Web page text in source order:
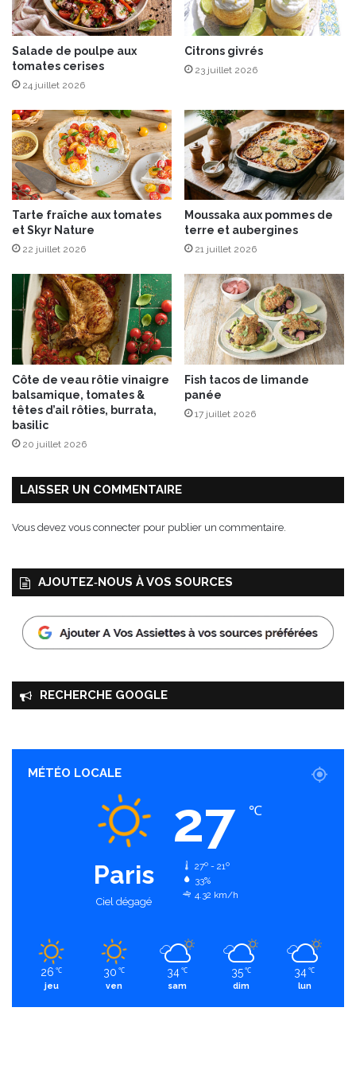
u
m
e
s
a
C
a
n
t
a
l
Salade de poulpe aux
tomates cerises
24 juillet 2026
Citrons givrés
23 juillet 2026
Tarte fraîche aux tomates
et Skyr Nature
22 juillet 2026
Moussaka aux pommes de
terre et aubergines
21 juillet 2026
Côte de veau rôtie vinaigre
balsamique, tomates &
têtes d’ail rôties, burrata,
basilic
20 juillet 2026
Fish tacos de limande
panée
17 juillet 2026
LAISSER UN COMMENTAIRE
Vous devez vous connecter pour publier un commentaire.
AJOUTEZ‑NOUS À VOS SOURCES
RECHERCHE GOOGLE
MÉTÉO LOCALE
Paris
Ciel dégagé
27 ℃
27º - 21º
33%
4.32 km/h
26 ℃
jeu
30 ℃
ven
34 ℃
sam
35 ℃
dim
34 ℃
lun